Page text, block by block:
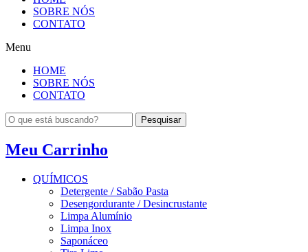
SOBRE NÓS
CONTATO
Menu
HOME
SOBRE NÓS
CONTATO
Pesquisar
Meu Carrinho
QUÍMICOS
Detergente / Sabão Pasta
Desengordurante / Desincrustante
Limpa Alumínio
Limpa Inox
Saponáceo